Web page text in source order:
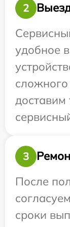
2
удобное
доставим
3
После
сроки